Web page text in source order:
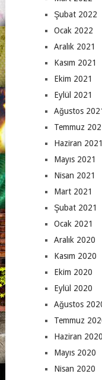
Şubat 2022
Ocak 2022
Aralık 2021
Kasım 2021
Ekim 2021
Eylül 2021
Ağustos
Temmuz
Haziran 2021
Mayıs 2021
Nisan 2021
Mart 2021
Şubat 2021
Ocak 2021
Aralık 2020
Kasım 2020
Ekim 2020
Eylül 2020
Ağustos
Temmuz
Haziran 2020
Mayıs 2020
Nisan 2020